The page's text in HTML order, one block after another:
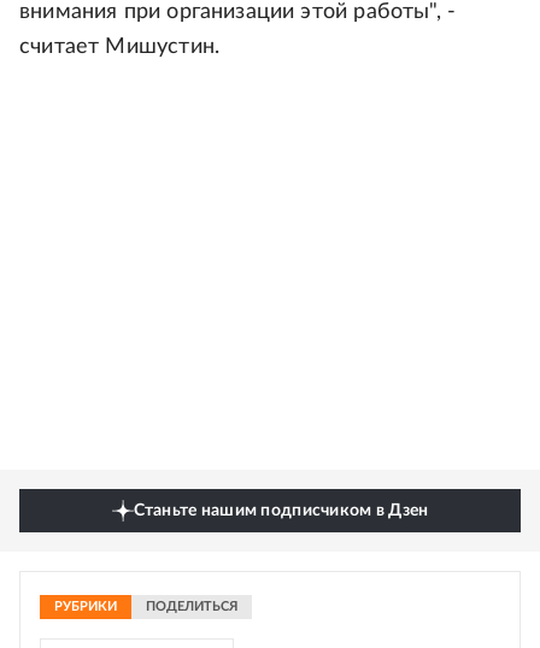
внимания при организации этой работы", -
считает Мишустин.
Станьте нашим подписчиком в Дзен
РУБРИКИ ПОДЕЛИТЬСЯ